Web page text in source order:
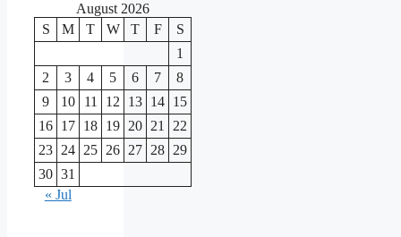
August 2026
S
M T W T F
S
1
2
3 4 5 6 7
8
9
10 11 12 13 14 15
16 17 18 19 20 21
22
23 24 25 26 27 28 29
30 31
« Jul